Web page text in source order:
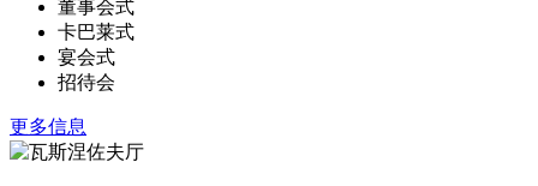
董事会式
卡巴莱式
宴会式
招待会
更多信息